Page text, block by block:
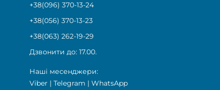
+38(096) 370-13-24
+38(056) 370-13-23
+38(063) 262-19-29
Дзвонити до: 17.00.
Наші месенджери:
Viber | Telegram | WhatsApp